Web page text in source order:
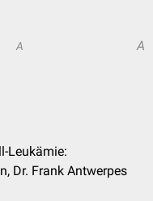
A A
Leukämie:
Dr. Frank Antwerpes